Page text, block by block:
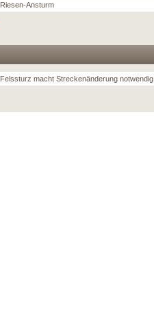
Riesen-Ansturm
Felssturz macht Streckenänderung notwendig